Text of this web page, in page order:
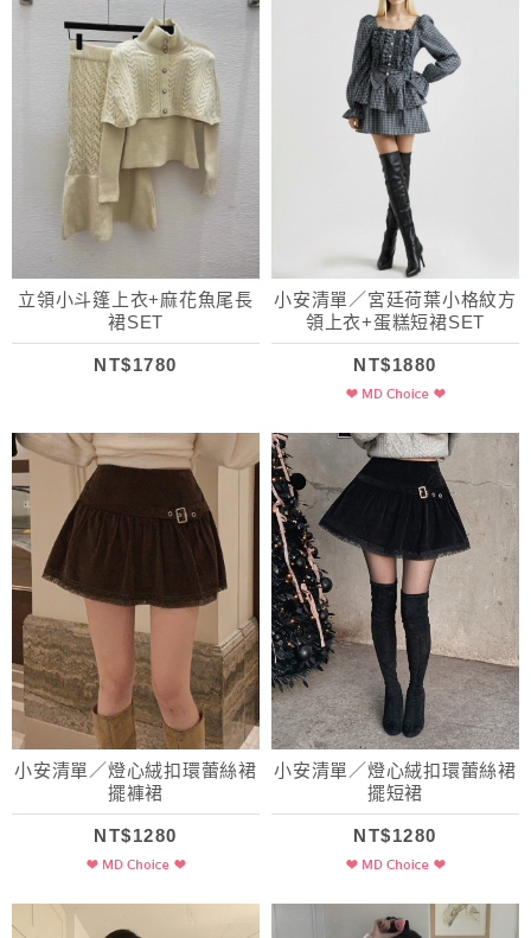
立領小斗篷上衣+麻花魚尾長
裙SET
NT$1780
小安清單／宮廷荷葉小格紋方
領上衣+蛋糕短裙SET
NT$1880
小安清單／燈心絨扣環蕾絲裙
擺褲裙
NT$1280
小安清單／燈心絨扣環蕾絲裙
擺短裙
NT$1280